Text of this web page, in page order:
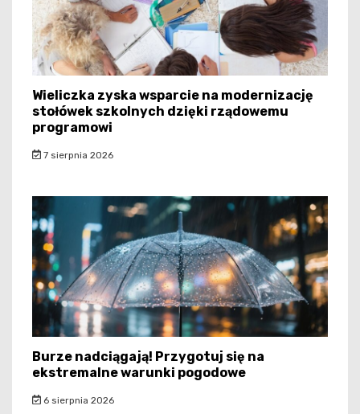
Wieliczka zyska wsparcie na modernizację
stołówek szkolnych dzięki rządowemu
programowi
7 sierpnia 2026
Burze nadciągają! Przygotuj się na
ekstremalne warunki pogodowe
6 sierpnia 2026